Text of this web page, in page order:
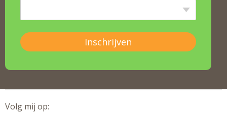
Inschrijven
Volg mij op: